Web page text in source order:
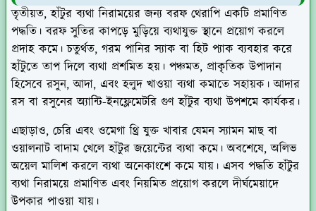
তৃতীয়ত, হাঁটুর ব্যথা নিরাময়ের জন্য বরফ থেরাপি একটি প্রমাণিত
পদ্ধতি। বরফ সুতির কাপড়ে মুড়িয়ে ব্যথাযুক্ত স্থানে প্রয়োগ করলে
প্রদাহ কমে। চতুর্থত, গরম পানির স্যাক বা হিট প্যাক ব্যবহার করে
হাঁটুতে তাপ দিলে ব্যথা প্রশমিত হয়। পঞ্চমত, প্রাকৃতিক উপাদান
হিসেবে রসুন, আদা, এবং হলুদ খাওয়া ব্যথা কমাতে সহায়ক। আদার
রস বা রসুনের অ্যান্টি-ইনফ্লেমেটরি গুণ হাঁটুর ব্যথা উপশমে কার্যকর।
এছাড়াও, চেরি এবং ওমেগা থ্রি যুক্ত খাবার যেমন স্যামন মাছ বা
ওয়ালনাট বাদাম খেলে হাঁটুর জয়েন্টের ব্যথা কমে। অবশেষে, অলিভ
অয়েল মালিশ করলে ব্যথা অনেকাংশে কমে যায়। এসব পদ্ধতি হাঁটুর
ব্যথা নিরাময়ে প্রমাণিত এবং নিয়মিত প্রয়োগ করলে দীর্ঘমেয়াদে
উপকার পাওয়া যায়।